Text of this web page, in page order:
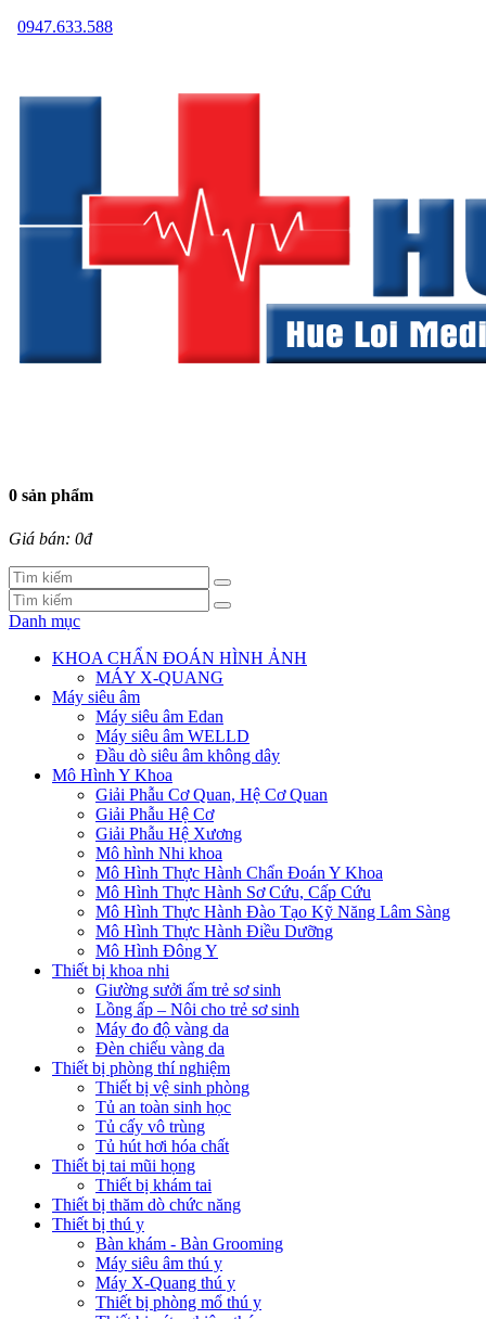
0947.633.588
0 sản phẩm
Giá bán: 0đ
Danh mục
KHOA CHẨN ĐOÁN HÌNH ẢNH
MÁY X-QUANG
Máy siêu âm
Máy siêu âm Edan
Máy siêu âm WELLD
Đầu dò siêu âm không dây
Mô Hình Y Khoa
Giải Phẫu Cơ Quan, Hệ Cơ Quan
Giải Phẫu Hệ Cơ
Giải Phẫu Hệ Xương
Mô hình Nhi khoa
Mô Hình Thực Hành Chẩn Đoán Y Khoa
Mô Hình Thực Hành Sơ Cứu, Cấp Cứu
Mô Hình Thực Hành Đào Tạo Kỹ Năng Lâm Sàng
Mô Hình Thực Hành Điều Dưỡng
Mô Hình Đông Y
Thiết bị khoa nhi
Giường sưởi ấm trẻ sơ sinh
Lồng ấp – Nôi cho trẻ sơ sinh
Máy đo độ vàng da
Đèn chiếu vàng da
Thiết bị phòng thí nghiệm
Thiết bị vệ sinh phòng
Tủ an toàn sinh học
Tủ cấy vô trùng
Tủ hút hơi hóa chất
Thiết bị tai mũi họng
Thiết bị khám tai
Thiết bị thăm dò chức năng
Thiết bị thú y
Bàn khám - Bàn Grooming
Máy siêu âm thú y
Máy X-Quang thú y
Thiết bị phòng mổ thú y